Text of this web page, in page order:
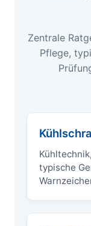
Zentrale
Pflege,
typische